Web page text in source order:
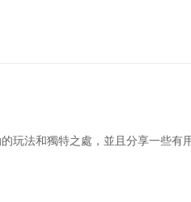
玩法和獨特之處，並且分享一些有